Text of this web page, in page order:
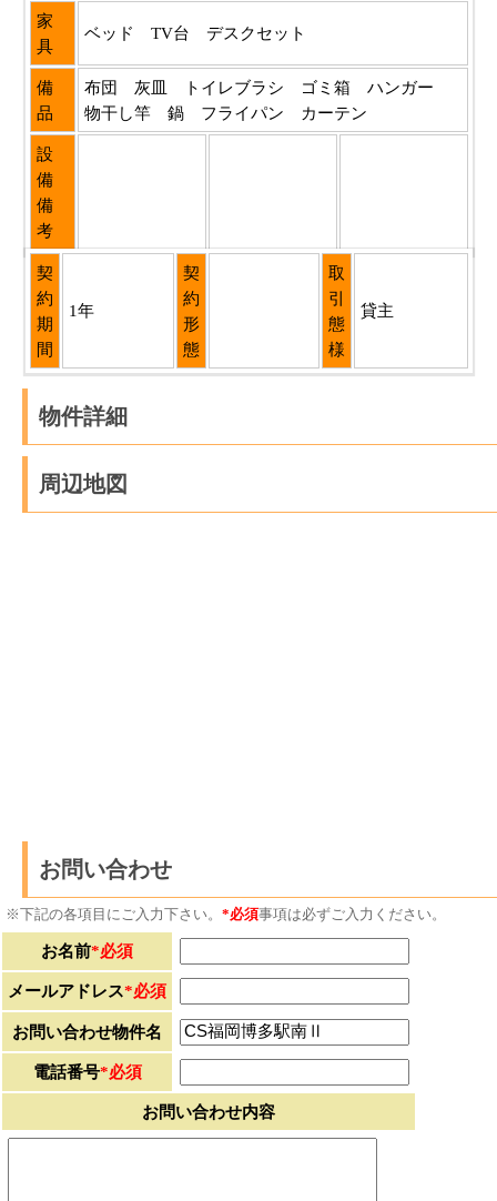
家
具
ベッド TV台 デスクセット
備
品
布団 灰皿 トイレブラシ ゴミ箱 ハンガー
物干し竿 鍋 フライパン カーテン
設
備
備
考
契
約
期
間
1年
契
約
形
態
取
引
態
様
貸主
物件詳細
周辺地図
お問い合わせ
※下記の各項目にご入力下さい。 *必須事項は必ずご入力ください。
お名前*必須
メールアドレス*必須
お問い合わせ物件名
電話番号*必須
お問い合わせ内容